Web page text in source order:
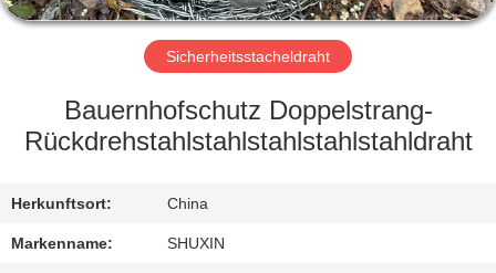
WERKSBESICHTIGUNG
QUALITÄTSKONTROLLE
MIT
UNS
Sicherheitsstacheldraht
Bauernhofschutz Doppelstrang-
Rückdrehstahlstahlstahlstahlstahldraht
Herkunftsort: China
Markenname: SHUXIN